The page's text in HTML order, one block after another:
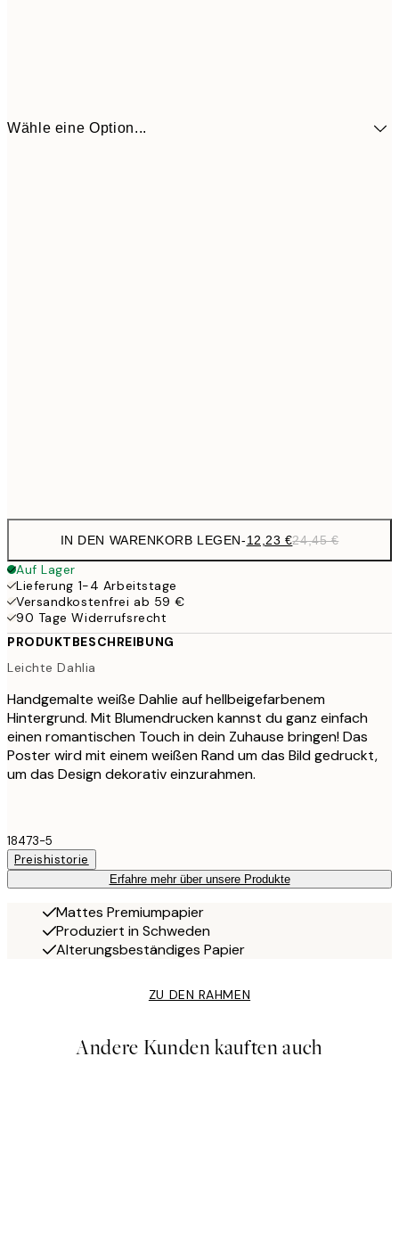
Wähle eine Option...
IN DEN WARENKORB LEGEN-12,23 €24,45 €
Auf Lager
Lieferung 1-4 Arbeitstage
Versandkostenfrei ab 59 €
90 Tage Widerrufsrecht
PRODUKTBESCHREIBUNG
Leichte Dahlia
Handgemalte weiße Dahlie auf hellbeigefarbenem
Hintergrund. Mit Blumendrucken kannst du ganz einfach
einen romantischen Touch in dein Zuhause bringen! Das
Poster wird mit einem weißen Rand um das Bild gedruckt,
um das Design dekorativ einzurahmen.
18473-5
Preishistorie
Erfahre mehr über unsere Produkte
Mattes Premiumpapier
Produziert in Schweden
Alterungsbeständiges Papier
ZU DEN RAHMEN
Andere Kunden kauften auch